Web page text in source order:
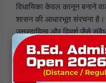
विधायिका केवल कानून बनाने
शासन की आधारभूत संरचना है।
उत्तरदायित्व और विमर्श जैसे
यद्यपि कार्यपालिका का बढ़ता
भूमिका को चुनौती देती हैं,
अपरिवर्तित बनी हुई है।